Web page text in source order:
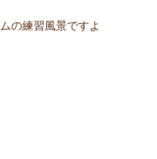
の練習風景ですよ